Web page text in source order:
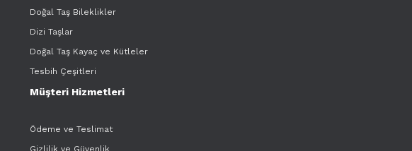
Doğal Taş Bileklikler
Dizi Taşlar
Doğal Taş Kayaç ve Kütleler
Tesbih Çeşitleri
Müşteri Hizmetleri
Ödeme ve Teslimat
Gizlilik ve Güvenlik